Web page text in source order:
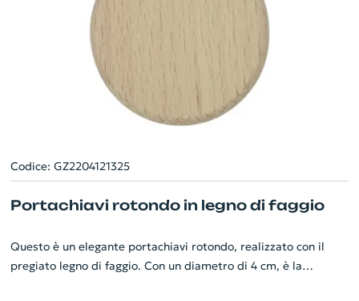
Codice: GZ2204121325
Portachiavi rotondo in legno di faggio
Questo è un elegante portachiavi rotondo, realizzato con il
pregiato legno di faggio. Con un diametro di 4 cm, è la